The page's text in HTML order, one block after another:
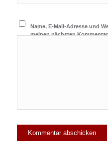
Name, E-Mail-Adresse und
meinen nächsten